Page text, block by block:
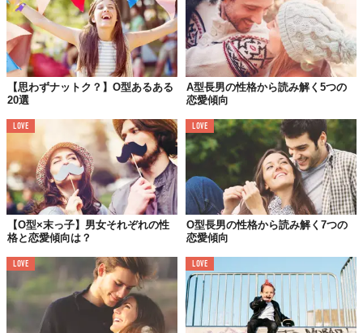
【思わずナットク？】O型あるある
20選
A型長男の性格から読み解く5つの
恋愛傾向
LOVE
【O型×末っ子】男女それぞれの性
格と恋愛傾向は？
LOVE
O型長男の性格から読み解く7つの
恋愛傾向
LOVE LOVE